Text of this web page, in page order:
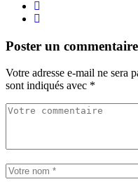
Poster un commentaire
Votre adresse e-mail ne sera
sont indiqués avec *